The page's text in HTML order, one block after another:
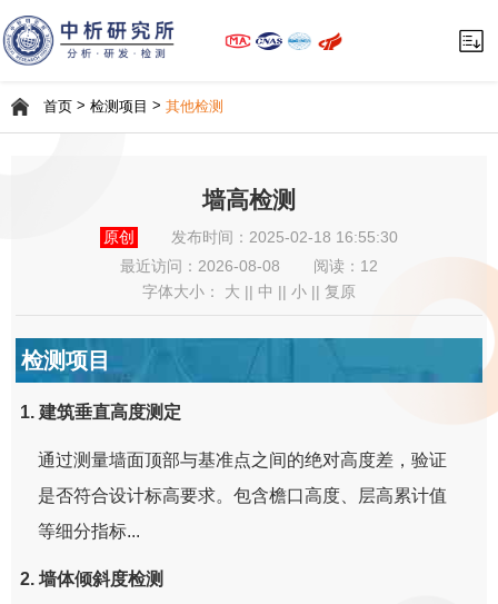
首页> 检测项目 > 其他检测
墙高检测
原创
发布时间：2025-02-18 16:55:30
最近访问：2026-08-08
阅读：12
字体大小： 大 中 小 复原
检测项目
1. 建筑垂直高度测定
通过测量墙面顶部与基准点之间的绝对高度差，验证
是否符合设计标高要求。包含檐口高度、层高累计值
等细分指标...
2. 墙体倾斜度检测